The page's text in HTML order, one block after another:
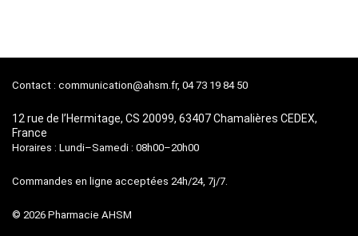
Contact : communication@ahsm.fr, 04 73 19 84 50
12 rue de l’Hermitage, CS 20099, 63407 Chamalières CEDEX,
France
Horaires : Lundi–Samedi : 08h00–20h00
Commandes en ligne acceptées 24h/24, 7j/7.
© 2026 Pharmacie AHSM